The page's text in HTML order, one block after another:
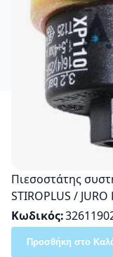
Πιεσοστάτης
STIROPLUS /
(1,5bar έως 4bar)
Κωδικός
Προσθήκη στο